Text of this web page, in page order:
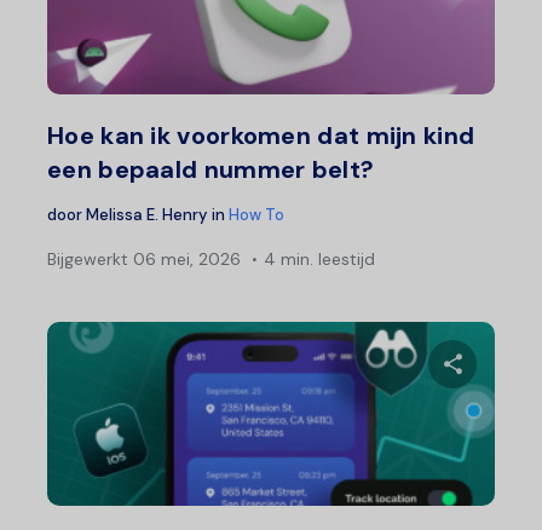
Hoe kan ik voorkomen dat mijn kind
een bepaald nummer belt?
doorMelissa E. Henry in How To
Bijgewerkt 06 mei, 2026 4 min. leestijd